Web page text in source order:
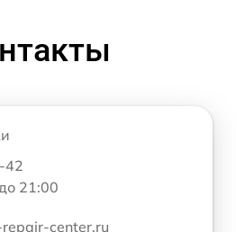
42
21:00
center.ru